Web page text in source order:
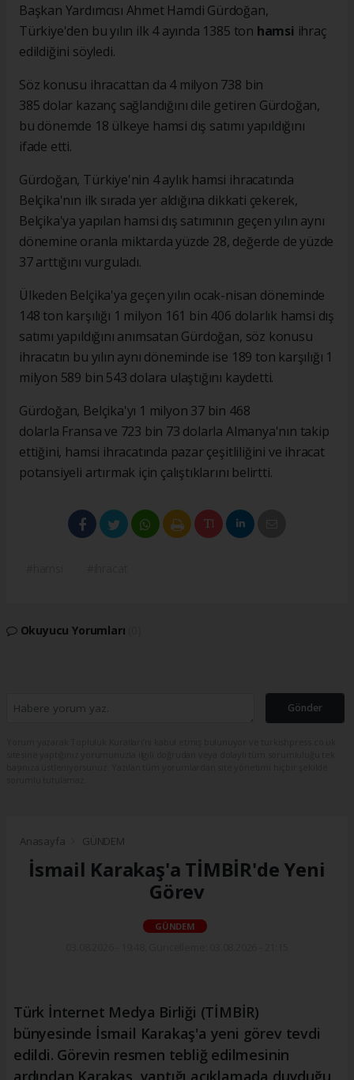
Başkan Yardımcısı Ahmet Hamdi Gürdoğan,
Türkiye'den bu yılın ilk 4 ayında 1385 ton hamsi ihraç
edildiğini söyledi.
Söz konusu ihracattan da 4 milyon 738 bin
385 dolar kazanç sağlandığını dile getiren Gürdoğan,
bu dönemde 18 ülkeye hamsi dış satımı yapıldığını
ifade etti.
Gürdoğan, Türkiye'nin 4 aylık hamsi ihracatında
Belçika'nın ilk sırada yer aldığına dikkati çekerek,
Belçika'ya yapılan hamsi dış satımının geçen yılın aynı
dönemine oranla miktarda yüzde 28, değerde de yüzde
37 arttığını vurguladı.
Ülkeden Belçika'ya geçen yılın ocak-nisan döneminde
148 ton karşılığı 1 milyon 161 bin 406 dolarlık hamsi dış
satımı yapıldığını anımsatan Gürdoğan, söz konusu
ihracatın bu yılın aynı döneminde ise 189 ton karşılığı 1
milyon 589 bin 543 dolara ulaştığını kaydetti.
Gürdoğan, Belçika'yı 1 milyon 37 bin 468
dolarla Fransa ve 723 bin 73 dolarla Almanya'nın takip
ettiğini, hamsi ihracatında pazar çeşitliliğini ve ihracat
potansiyeli artırmak için çalıştıklarını belirtti.
Okuyucu Yorumları
Gönder
Anasayfa GÜNDEM
İsmail Karakaş'a TİMBİR'de Yeni
Görev
GÜNDEM
Türk İnternet Medya Birliği (TİMBİR)
bünyesinde İsmail Karakaş'a yeni görev tevdi
edildi. Görevin resmen tebliğ edilmesinin
ardından Karakaş, yaptığı açıklamada duyduğu